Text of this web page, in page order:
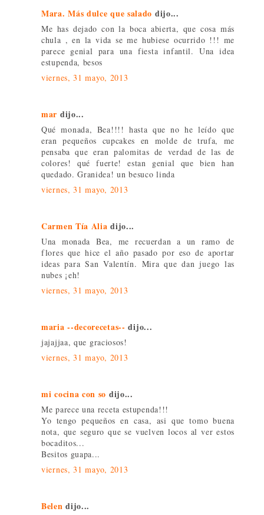
Mara. Más dulce que salado dijo...
Me has dejado con la boca abierta, que cosa más
chula , en la vida se me hubiese ocurrido !!! me
parece genial para una fiesta infantil. Una idea
estupenda, besos
viernes, 31 mayo, 2013
mar dijo...
Qué monada, Bea!!!! hasta que no he leído que
eran pequeños cupcakes en molde de trufa, me
pensaba que eran palomitas de verdad de las de
colores! qué fuerte! estan genial que bien han
quedado. Granidea! un besuco linda
viernes, 31 mayo, 2013
Carmen Tía Alia dijo...
Una monada Bea, me recuerdan a un ramo de
flores que hice el año pasado por eso de aportar
ideas para San Valentín. Mira que dan juego las
nubes ¡eh!
viernes, 31 mayo, 2013
maria --decorecetas-- dijo...
jajajjaa, que graciosos!
viernes, 31 mayo, 2013
mi cocina con so dijo...
Me parece una receta estupenda!!!
Yo tengo pequeños en casa, asi que tomo buena
nota, que seguro que se vuelven locos al ver estos
bocaditos...
Besitos guapa...
viernes, 31 mayo, 2013
Belen dijo...